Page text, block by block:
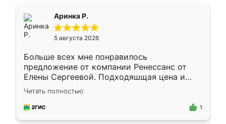
Аринка Р.
5 августа 2026
Больше всех мне понравилось
предложение от компании Ренессанс от
Елены Сергеевой. Подходяшщая цена и
короткие сроки изготовления. Приехавший
для замера сотрудник Владислав
предложил по моему эскизу самый
Читать полностью
1